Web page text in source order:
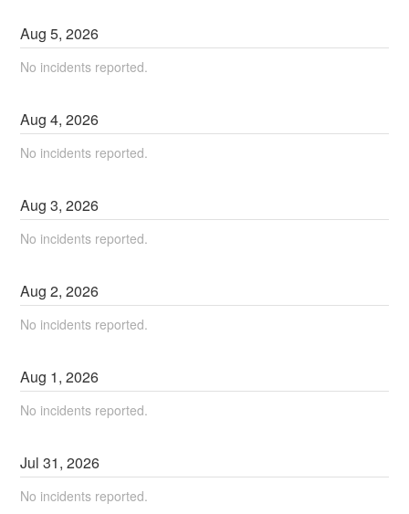
Aug5,2026
No incidents reported.
Aug4,2026
No incidents reported.
Aug3,2026
No incidents reported.
Aug2,2026
No incidents reported.
Aug 1,2026
No incidents reported.
Jul31,2026
No incidents reported.